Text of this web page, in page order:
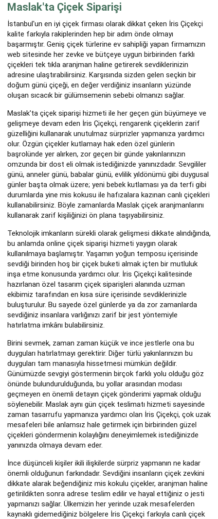
Maslak'ta Çiçek Siparişi
İstanbul'un en iyi çiçek firması olarak dikkat çeken İris Çiçekçi
kalite farkıyla rakiplerinden hep bir adım önde olmayı
başarmıştır. Geniş çiçek türlerine ev sahipliği yapan firmamızın
web sitesinde her zevke ve bütçeye uygun birbirinden farklı
çiçekleri tek tıkla aranjman haline getirerek sevdiklerinizin
adresine ulaştırabilirsiniz. Karşısında sizden gelen seçkin bir
doğum günü çiçeği, en değer verdiğiniz insanların yüzünde
oluşan sıcacık bir gülümsemenin sebebi olmanızı sağlar.
Maslak'ta çiçek siparişi hizmeti ile her geçen gün büyümeye ve
gelişmeye devam eden İris Çiçekçi, rengarenk çiçeklerin zarif
güzelliğini kullanarak unutulmaz sürprizler yapmanıza yardımcı
olur. Özgün çiçekler kutlamayı hak eden özel günlerin
başrolünde yer alırken, zor geçen bir günde yakınlarınızın
omzunda bir dost eli olmak istediğinizde yanınızdadır. Sevgililer
günü, anneler günü, babalar günü, evlilik yıldönümü gibi duygusal
günler başta olmak üzere; yeni bebek kutlaması ya da terfi gibi
durumlarda yine mis kokusu ile hafızalara kazınan canlı çiçekleri
kullanabilirsiniz. Böyle zamanlarda Maslak çiçek aranjmanlarını
kullanarak zarif kişiliğinizi ön plana taşıyabilirsiniz.
Teknolojik imkanların sürekli olarak gelişmesi dikkate alındığında,
bu anlamda online çiçek siparişi hizmeti yaygın olarak
kullanılmaya başlamıştır. Yaşamın yoğun temposu içerisinde
sevdiği birinden hoş bir çiçek buketi almak içten bir mutluluk
inşa etme konusunda yardımcı olur. İris Çiçekçi kalitesinde
hazırlanan özel tasarım çiçek siparişleri alanında uzman
ekibimiz tarafından en kısa süre içerisinde sevdiklerinizle
buluşturulur. Bu sayede özel günlerde ya da zor zamanlarda
sevdiğiniz insanlara varlığınızı zarif bir jest yöntemiyle
hatırlatma imkânı bulabilirsiniz.
Birini sevmek, zaman zaman küçük ve ince jestlerle ona bu
duyguları hatırlatmayı gerektirir. Diğer türlü yakınlarınızın bu
duyguları tam manasıyla hissetmesi mümkün değildir.
Günümüzde sevgiyi göstermenin birçok farklı yolu olduğu göz
önünde bulundurulduğunda, bu yollar arasından modası
geçmeyen en önemli detayın çiçek gönderimi yapmak olduğu
söylenebilir. Maslak aynı gün çiçek teslimatı hizmeti sayesinde
zaman tasarrufu yapmanıza yardımcı olan İris Çiçekçi, çok uzak
mesafeleri bile anlamsız hale getirmek için birbirinden güzel
çiçekleri göndermenin kolaylığını deneyimlemek istediğinizde
yanınızda olmaya devam eder.
İnce düşünceli kişiler ikili ilişkilerde sürpriz yapmanın ne kadar
önemli olduğunun farkındadır. Sevdiğini insanların çiçek zevkini
dikkate alarak beğendiğiniz mis kokulu çiçekler, aranjman haline
getirildikten sonra adrese teslim edilir ve hayal ettiğiniz o jesti
yapmanızı sağlar. Ülkemizin her yerinde uzak mesafelerden
kaynaklı gidemediğiniz bölgelere İris Çiçekçi farkıyla canlı çiçek